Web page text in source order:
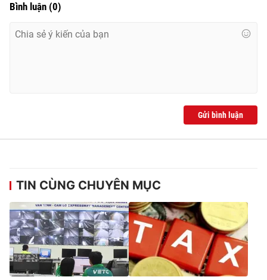
Bình luận (0)
Gửi bình luận
TIN CÙNG CHUYÊN MỤC